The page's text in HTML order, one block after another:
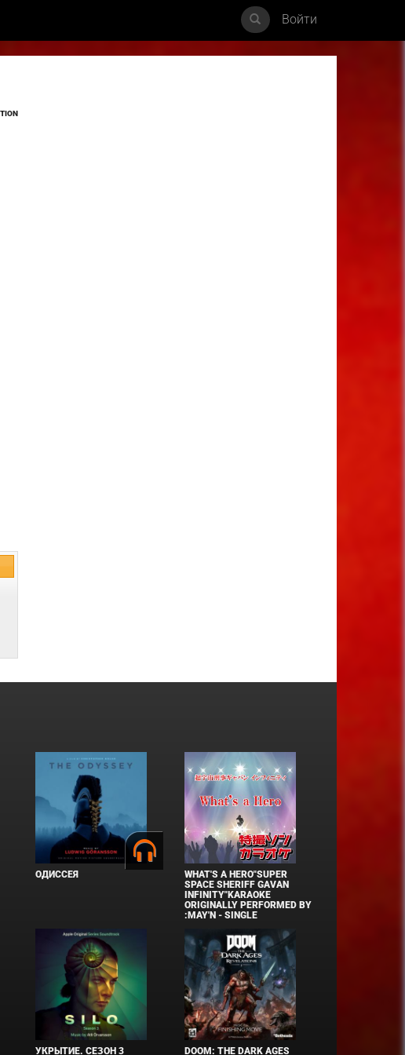
Войти
ОДИССЕЯ
WHAT'S A HERO"SUPER
SPACE SHERIFF GAVAN
INFINITY"KARAOKE
ORIGINALLY PERFORMED BY
:MAY'N - SINGLE
УКРЫТИЕ. СЕЗОН 3 DOOM: THE DARK AGES